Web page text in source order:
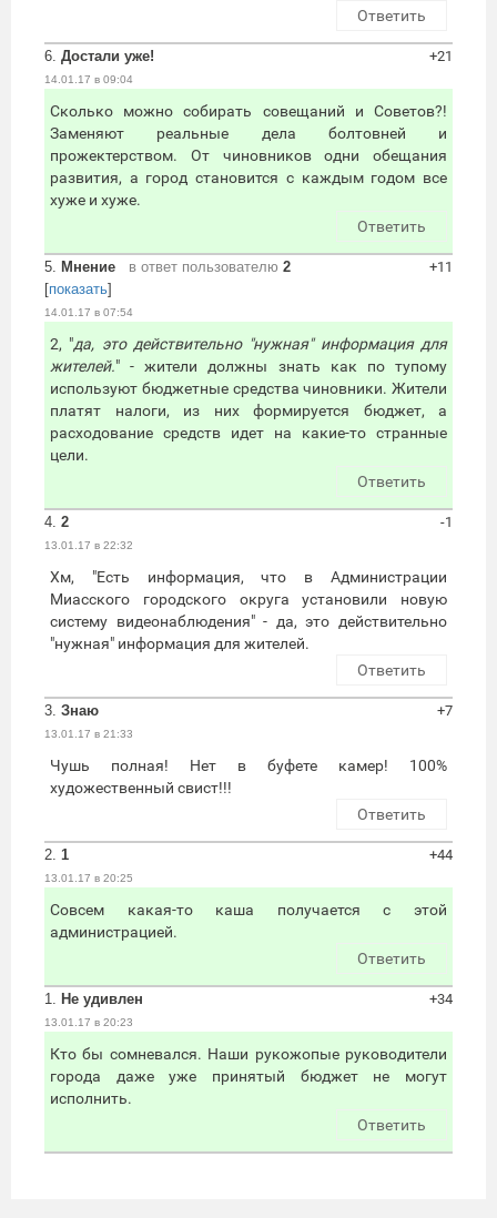
Ответить
6. Достали уже!
14.01.17 в 09:04
+21
Сколько можно собирать совещаний и Советов?!
Заменяют реальные дела болтовней и
прожектерством. От чиновников одни обещания
развития, а город становится с каждым годом все
хуже и хуже.
Ответить
5. Мнение в ответ пользователю 2
[показать]
14.01.17 в 07:54
+11
2, "да, это действительно "нужная" информация для
жителей." - жители должны знать как по тупому
используют бюджетные средства чиновники. Жители
платят налоги, из них формируется бюджет, а
расходование средств идет на какие-то странные
цели.
Ответить
4. 2
13.01.17 в 22:32
-1
Хм, "Есть информация, что в Администрации
Миасского городского округа установили новую
систему видеонаблюдения" - да, это действительно
"нужная" информация для жителей.
Ответить
3. Знаю
13.01.17 в 21:33
+7
Чушь полная! Нет в буфете камер! 100%
художественный свист!!!
Ответить
2. 1
13.01.17 в 20:25
+44
Совсем какая-то каша получается с этой
администрацией.
Ответить
1. Не удивлен
13.01.17 в 20:23
+34
Кто бы сомневался. Наши рукожопые руководители
города даже уже принятый бюджет не могут
исполнить.
Ответить